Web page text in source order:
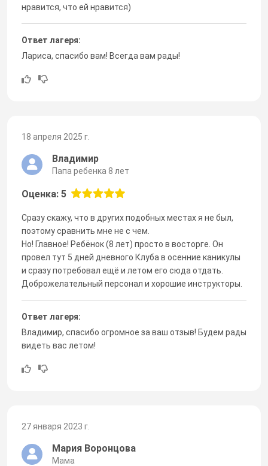
нравится, что ей нравится)
Ответ лагеря:
Лариса, спасибо вам! Всегда вам рады!
18 апреля 2025 г.
Владимир
Папа ребенка 8 лет
Оценка: 5
Сразу скажу, что в других подобных местах я не был,
поэтому сравнить мне не с чем.
Но! Главное! Ребёнок (8 лет) просто в восторге. Он
провел тут 5 дней дневного Клуба в осенние каникулы
и сразу потребовал ещё и летом его сюда отдать.
Доброжелательный персонал и хорошие инструкторы.
Ответ лагеря:
Владимир, спасибо огромное за ваш отзыв! Будем рады
видеть вас летом!
27 января 2023 г.
Мария Воронцова
Мама